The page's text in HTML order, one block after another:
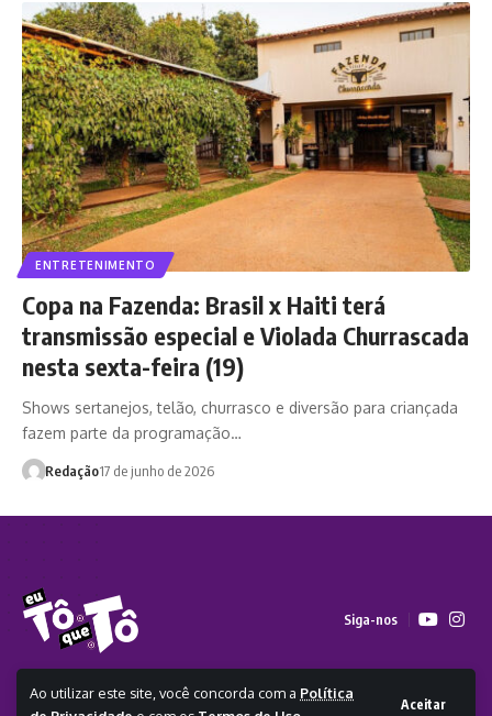
Ao utilizar este site, você concorda com a Política
Aceitar
ENTRETENIMENTO
Copa na Fazenda: Brasil x Haiti terá
transmissão especial e Violada Churrascada
nesta sexta-feira (19)
Shows sertanejos, telão, churrasco e diversão para criançada
fazem parte da programação…
Redação17 de junho de 2026
Siga-nos
2026 - Todos os direitos reservados a Eu Tô Que Tô - CLICKA